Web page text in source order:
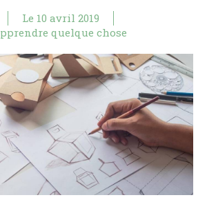
Le 10 avril 2019
quelque chose